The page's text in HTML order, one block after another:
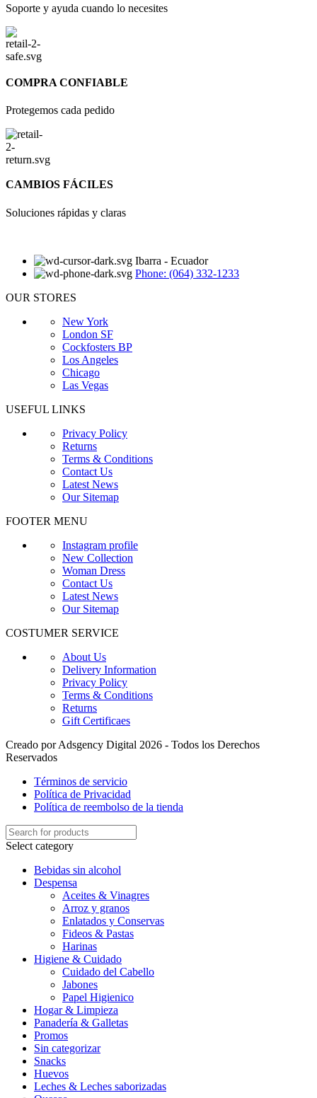
Soporte y ayuda cuando lo necesites
COMPRA CONFIABLE
Protegemos cada pedido
CAMBIOS FÁCILES
Soluciones rápidas y claras
Ibarra - Ecuador
Phone: (064) 332-1233
OUR STORES
New York
London SF
Cockfosters BP
Los Angeles
Chicago
Las Vegas
USEFUL LINKS
Privacy Policy
Returns
Terms & Conditions
Contact Us
Latest News
Our Sitemap
FOOTER MENU
Instagram profile
New Collection
Woman Dress
Contact Us
Latest News
Our Sitemap
COSTUMER SERVICE
About Us
Delivery Information
Privacy Policy
Terms & Conditions
Returns
Gift Certificaes
Creado por Adsgency Digital 2026 - Todos los Derechos
Reservados
Términos de servicio
Política de Privacidad
Política de reembolso de la tienda
Select category
Bebidas sin alcohol
Despensa
Aceites & Vinagres
Arroz y granos
Enlatados y Conservas
Fideos & Pastas
Harinas
Higiene & Cuidado
Cuidado del Cabello
Jabones
Papel Higienico
Hogar & Limpieza
Panadería & Galletas
Promos
Sin categorizar
Snacks
Huevos
Leches & Leches saborizadas